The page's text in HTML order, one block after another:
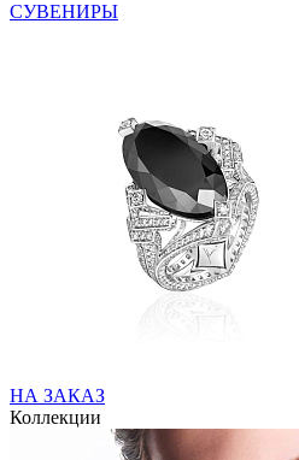
СУВЕНИРЫ
НА ЗАКАЗ
Коллекции